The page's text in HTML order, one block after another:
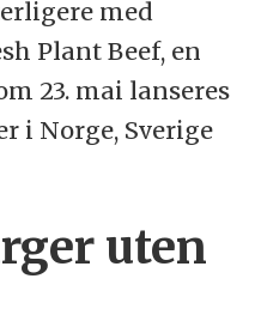
med
Plant Beef, en
23. mai lanseres
i Norge, Sverige
uten